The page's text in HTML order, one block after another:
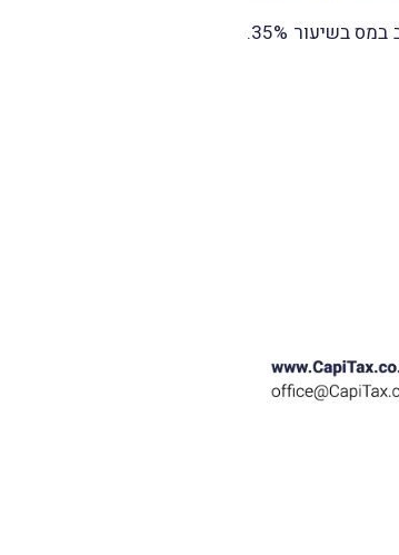
בית-המשפט המחוזי, מפי השופט אלטוביה מגן, קיבל את עמדת המערער וקבע, כי הרווח ממימוש האופציות חייב במס בשיעור 35%.